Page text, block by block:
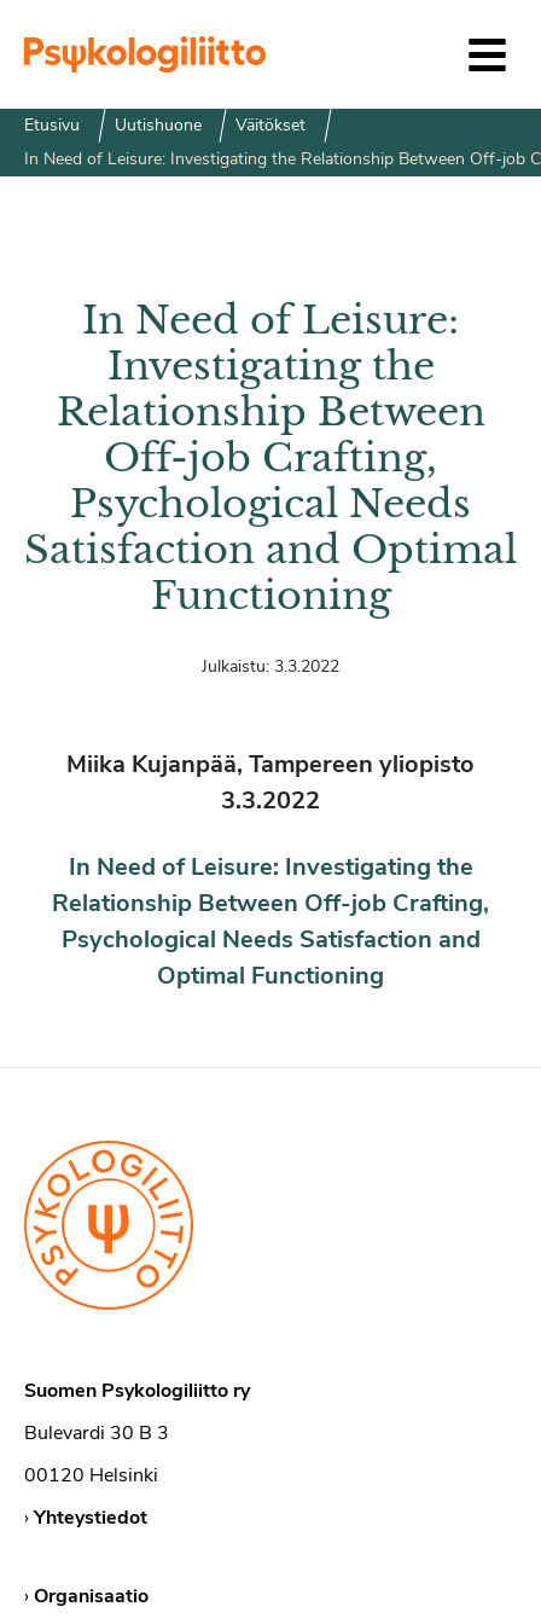
Etusivu Uutishuone
Väitökset
In Need of Leisure: Investigating the Relationship Between Off-job
In Need of Leisure:
Investigating the
Relationship Between
Off-job Crafting,
Psychological Needs
Satisfaction and Optimal
Functioning
Julkaistu: 3.3.2022
Miika Kujanpää, Tampereen yliopisto
3.3.2022
In Need of Leisure: Investigating the
Relationship Between Off-job Crafting,
Psychological Needs Satisfaction and
Optimal Functioning
Suomen Psykologiliitto ry
Bulevardi 30 B 3
00120 Helsinki
›Yhteystiedot
›Organisaatio